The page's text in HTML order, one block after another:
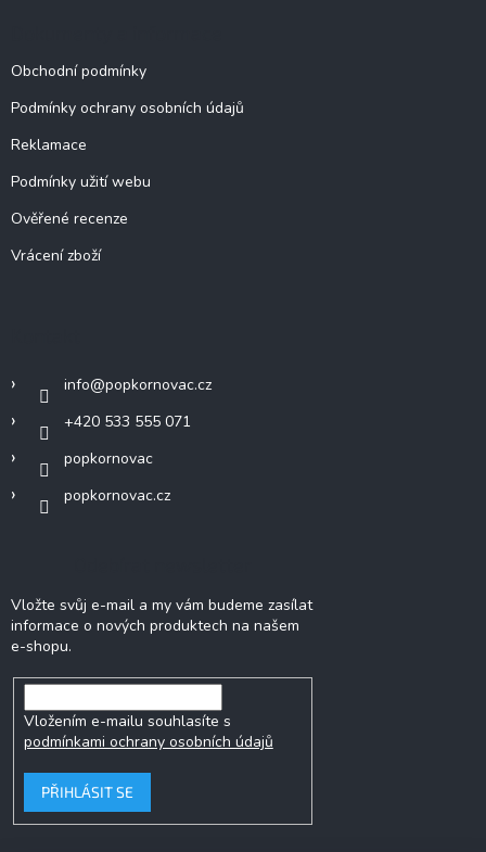
Obchodní podmínky
Podmínky ochrany osobních údajů
Reklamace
Podmínky užití webu
Ověřené recenze
Vrácení zboží
info@popkornovac.cz
+420 533 555 071
popkornovac
popkornovac.cz
Vložte svůj e-mail a my vám budeme zasílat
informace o nových produktech na našem
e-shopu.
Vložením e-mailu souhlasíte s
podmínkami ochrany osobních údajů
PŘIHLÁSIT SE